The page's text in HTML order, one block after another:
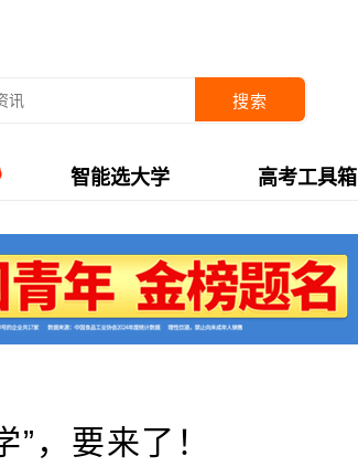
搜索
智能选大学 高考工具箱
，要来了！